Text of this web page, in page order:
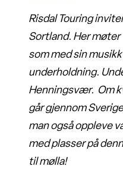
Risdal Touring
Sortland. Her møter
som med sin
underholdning.
Henningsvær. Om
går gjennom
man også oppleve
med plasser på
til mølla!